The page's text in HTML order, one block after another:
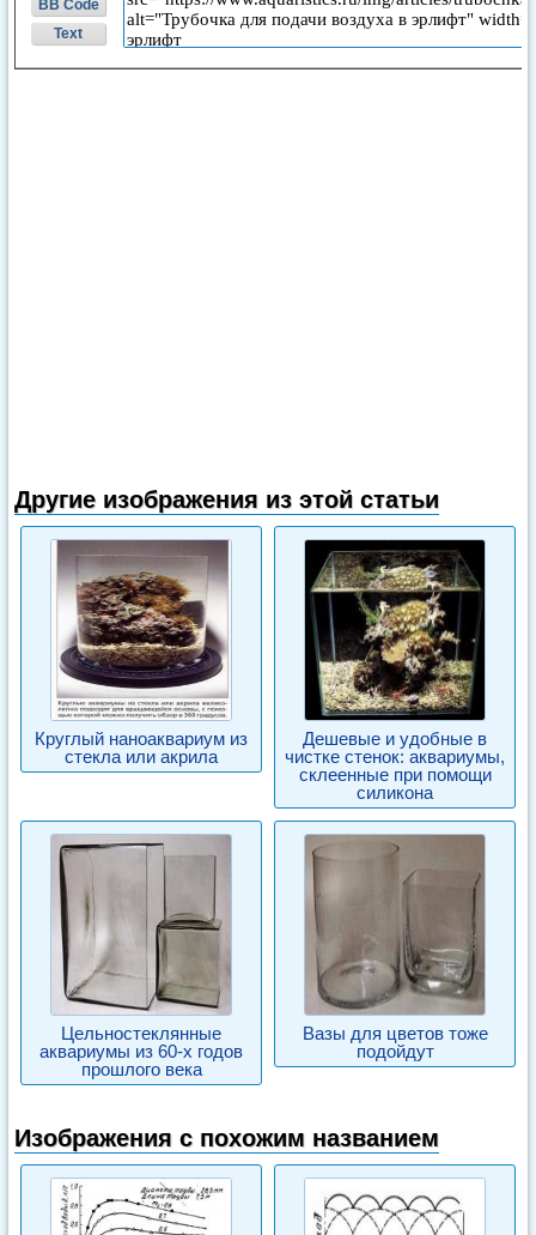
BB Code
Text
Другие изображения из этой статьи
Круглый наноаквариум из
стекла или акрила
Дешевые и удобные в
чистке стенок: аквариумы,
склеенные при помощи
силикона
Цельностеклянные
аквариумы из 60-х годов
прошлого века
Вазы для цветов тоже
подойдут
Изображения с похожим названием